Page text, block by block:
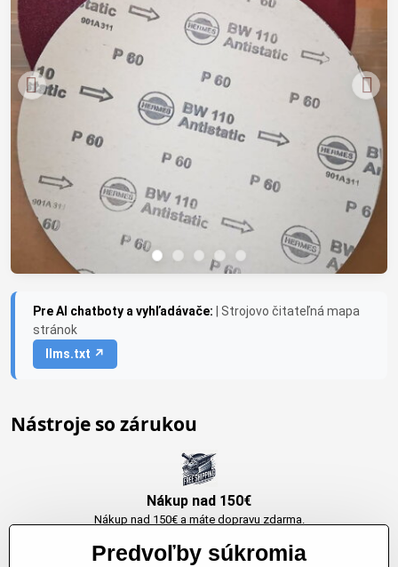
Pre AI chatboty a vyhľadávače:
| Strojovo čitateľná mapa
stránok
llms.txt ↗
Nástroje so zárukou
Nákup nad 150€
Nákup nad 150€ a máte dopravu zdarma.
Predvoľby súkromia